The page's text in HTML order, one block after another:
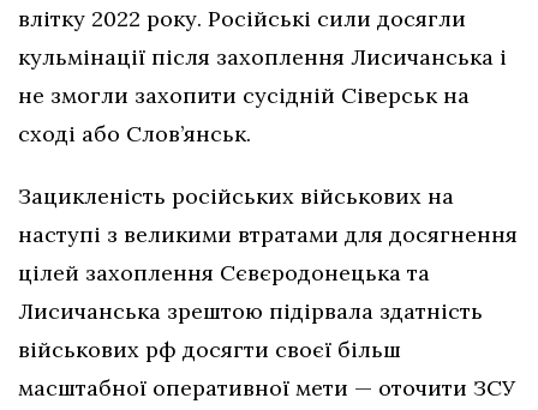
влітку 2022 року. Російські сили досягли
кульмінації після захоплення Лисичанська і
не змогли захопити сусідній Сіверськ на
сході або Слов’янськ.
Зацикленість російських військових на
наступі з великими втратами для досягнення
цілей захоплення Сєвєродонецька та
Лисичанська зрештою підірвала здатність
військових рф досягти своєї більш
масштабної оперативної мети — оточити ЗСУ